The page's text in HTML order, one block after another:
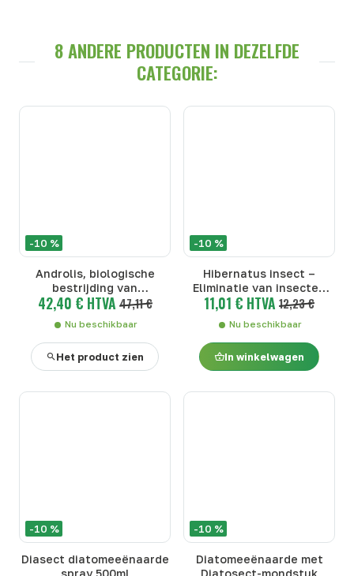
8 ANDERE PRODUCTEN IN DEZELFDE
CATEGORIE:
-10 %
Androlis, biologische
bestrijding van
bloedluizen
42,40 € HTVA 47,11 €
Nu beschikbaar
Het product zien
-10 %
Hibernatus insect –
Eliminatie van insecten
door kou
11,01 € HTVA 12,23 €
Nu beschikbaar
In winkelwagen
-10 %
Diasect diatomeeënaarde
spray 500ml
-10 %
Diatomeeënaarde met
Diatosect-mondstuk